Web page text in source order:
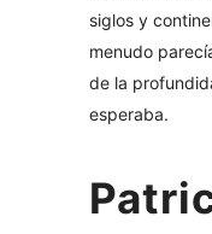
siglos y
menudo
de la
esperaba.